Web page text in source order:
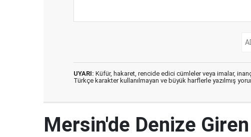
UYARI: Küfür, hakaret, rencide edici cümleler veya imalar,
Türkçe karakter kullanılmayan ve büyük harflerle yazılmış
Mersin'de Denize